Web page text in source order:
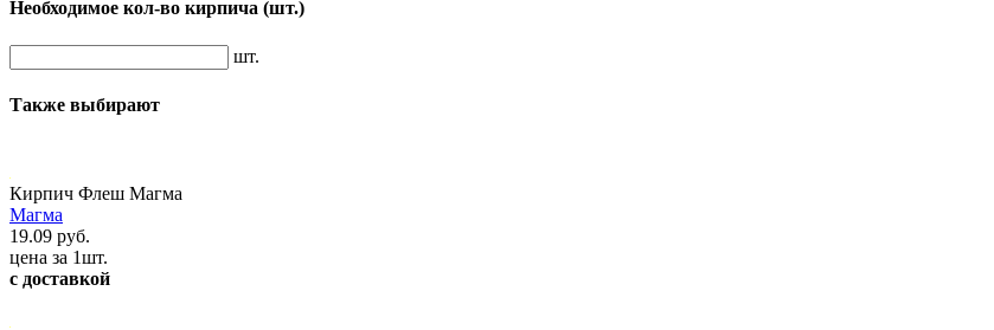
Необходимое кол-во кирпича (шт.)
шт.
Также выбирают
Кирпич Флеш Магма
Магма
19.09 руб.
цена за 1шт.
с доставкой